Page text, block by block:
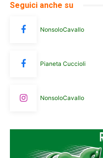
Seguici anche su
NonsoloCavallo
Pianeta Cuccioli
NonsoloCavallo